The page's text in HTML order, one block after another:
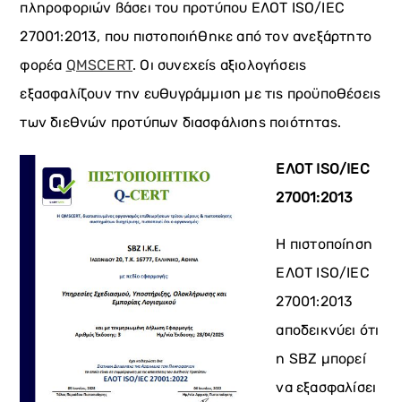
πληροφοριών βάσει του προτύπου ΕΛΟΤ ISO/IEC
27001:2013, που πιστοποιήθηκε από τον ανεξάρτητο
φορέα QMSCERT. Οι συνεχείς αξιολογήσεις
εξασφαλίζουν την ευθυγράμμιση με τις προϋποθέσεις
των διεθνών προτύπων διασφάλισης ποιότητας.
ΕΛΟΤ ISO/IEC
27001:2013
Η πιστοποίηση
ΕΛΟΤ ISO/IEC
27001:2013
αποδεικνύει ότι
η SBZ μπορεί
να εξασφαλίσει